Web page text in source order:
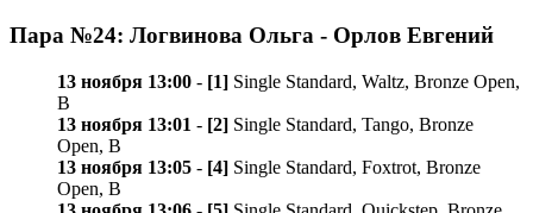
Пара №24: Логвинова Ольга - Орлов Евгений
13 ноября 13:00 - [1] Single Standard, Waltz, Bronze Open,
B
13 ноября 13:01 - [2] Single Standard, Tango, Bronze
Open, B
13 ноября 13:05 - [4] Single Standard, Foxtrot, Bronze
Open, B